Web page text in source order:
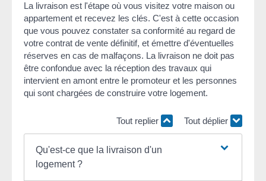
La livraison est l'étape où vous visitez votre maison ou
appartement et recevez les clés. C'est à cette occasion
que vous pouvez constater sa conformité au regard de
votre contrat de vente définitif, et émettre d'éventuelles
réserves en cas de malfaçons. La livraison ne doit pas
être confondue avec la réception des travaux qui
intervient en amont entre le promoteur et les personnes
qui sont chargées de construire votre logement.
Tout replier Tout déplier
Qu'est-ce que la livraison d'un
logement ?